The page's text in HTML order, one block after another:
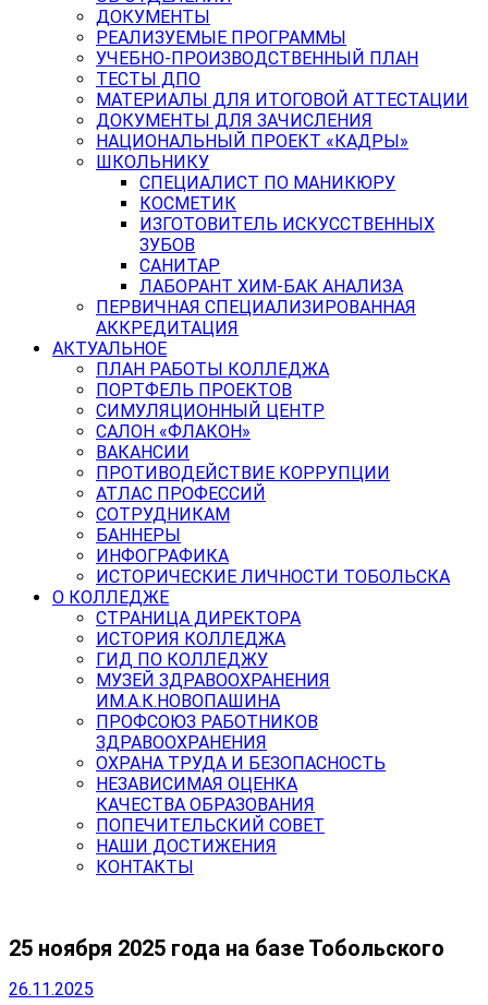
ДОКУМЕНТЫ
РЕАЛИЗУЕМЫЕ ПРОГРАММЫ
УЧЕБНО-ПРОИЗВОДСТВЕННЫЙ ПЛАН
ТЕСТЫ ДПО
МАТЕРИАЛЫ ДЛЯ ИТОГОВОЙ АТТЕСТАЦИИ
ДОКУМЕНТЫ ДЛЯ ЗАЧИСЛЕНИЯ
НАЦИОНАЛЬНЫЙ ПРОЕКТ «КАДРЫ»
ШКОЛЬНИКУ
СПЕЦИАЛИСТ ПО МАНИКЮРУ
КОСМЕТИК
ИЗГОТОВИТЕЛЬ ИСКУССТВЕННЫХ
ЗУБОВ
САНИТАР
ЛАБОРАНТ ХИМ-БАК АНАЛИЗА
ПЕРВИЧНАЯ СПЕЦИАЛИЗИРОВАННАЯ
АККРЕДИТАЦИЯ
АКТУАЛЬНОЕ
ПЛАН РАБОТЫ КОЛЛЕДЖА
ПОРТФЕЛЬ ПРОЕКТОВ
СИМУЛЯЦИОННЫЙ ЦЕНТР
САЛОН «ФЛАКОН»
ВАКАНСИИ
ПРОТИВОДЕЙСТВИЕ КОРРУПЦИИ
АТЛАС ПРОФЕССИЙ
СОТРУДНИКАМ
БАННЕРЫ
ИНФОГРАФИКА
ИСТОРИЧЕСКИЕ ЛИЧНОСТИ ТОБОЛЬСКА
О КОЛЛЕДЖЕ
СТРАНИЦА ДИРЕКТОРА
ИСТОРИЯ КОЛЛЕДЖА
ГИД ПО КОЛЛЕДЖУ
МУЗЕЙ ЗДРАВООХРАНЕНИЯ
ИМ.А.К.НОВОПАШИНА
ПРОФСОЮЗ РАБОТНИКОВ
ЗДРАВООХРАНЕНИЯ
ОХРАНА ТРУДА И БЕЗОПАСНОСТЬ
НЕЗАВИСИМАЯ ОЦЕНКА
КАЧЕСТВА ОБРАЗОВАНИЯ
ПОПЕЧИТЕЛЬСКИЙ СОВЕТ
НАШИ ДОСТИЖЕНИЯ
КОНТАКТЫ
25 ноября 2025 года на базе Тобольского
26.11.2025